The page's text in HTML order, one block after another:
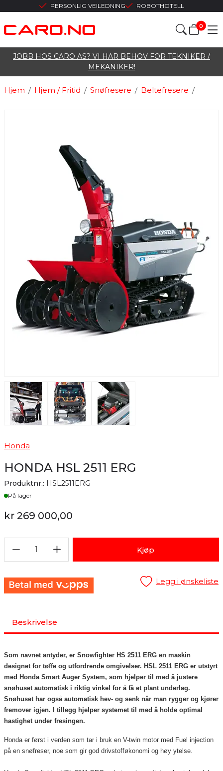
PERSONLIG VEILEDNING ROBOTHOTELL
0
JOBB HOS CARO AS? VI HAR BEHOV FOR TEKNIKER /
MEKANIKER!
/
Hjem /
Hjem / Fritid /
Snøfresere /
Beltefresere
Honda
HONDA HSL 2511 ERG
Produktnr.: HSL2511ERG
Lager
På lager
kr 269 000,00
1 Kjøp
Legg i ønskeliste
Beskrivelse
Som navnet antyder, er Snowfighter HS 2511 ERG en maskin
designet for tøffe og utfordrende omgivelser. HSL 2511 ERG er utstyrt
med Honda Smart Auger System, som hjelper til med å justere
snøhuset automatisk i riktig vinkel for å få et plant underlag.
Snøhuset har også automatisk hev- og senk når man rygger og kjører
fremover igjen. I tillegg hjelper systemet til med å holde optimal
hastighet under fresingen.
Honda er først i verden som tar i bruk en V-twin motor med Fuel injection
på en snøfreser, noe som gir god drivstofføkonomi og høy ytelse.